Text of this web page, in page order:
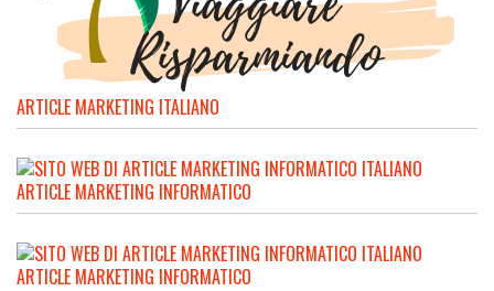
ARTICLE MARKETING ITALIANO
ARTICLE MARKETING INFORMATICO
ARTICLE MARKETING INFORMATICO